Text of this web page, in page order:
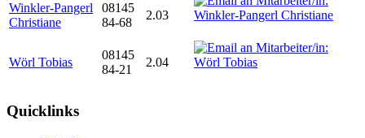
Winkler-Pangerl
Christiane
08145
84-68
2.03
Wörl Tobias
08145
84-21
2.04
Quicklinks